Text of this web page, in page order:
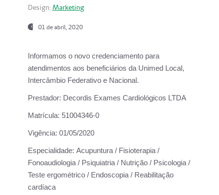
Design: Marketing
01 de abril, 2020
Informamos o novo credenciamento para
atendimentos aos beneficiários da Unimed Local,
Intercâmbio Federativo e Nacional.
Prestador: Decordis Exames Cardiológicos LTDA
Matrícula: 51004346-0
Vigência: 01/05/2020
Especialidade: Acupuntura / Fisioterapia /
Fonoaudiologia / Psiquiatria / Nutrição / Psicologia /
Teste ergométrico / Endoscopia / Reabilitação
cardíaca